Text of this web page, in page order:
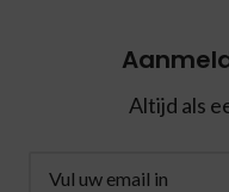
Altijd als